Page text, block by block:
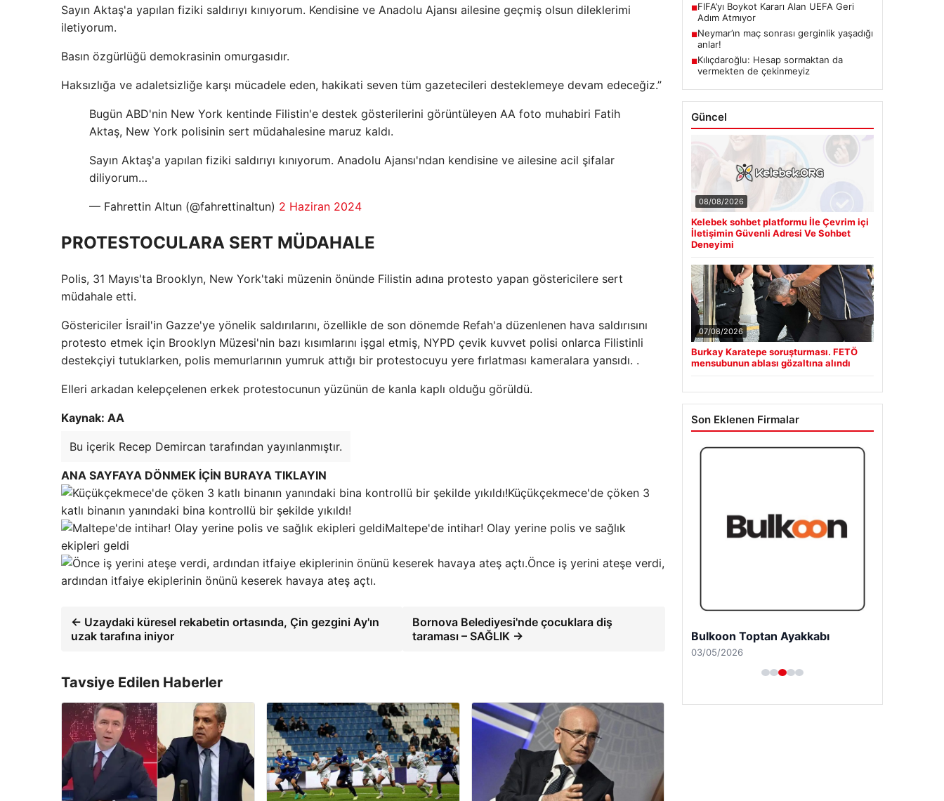
Sayın Aktaş'a yapılan fiziki saldırıyı kınıyorum. Kendisine ve Anadolu Ajansı ailesine geçmiş olsun dileklerimi
iletiyorum.
Basın özgürlüğü demokrasinin omurgasıdır.
Haksızlığa ve adaletsizliğe karşı mücadele eden, hakikati seven tüm gazetecileri desteklemeye devam edeceğiz.”
Bugün ABD'nin New York kentinde Filistin'e destek gösterilerini görüntüleyen AA foto muhabiri Fatih
Aktaş, New York polisinin sert müdahalesine maruz kaldı.
Sayın Aktaş'a yapılan fiziki saldırıyı kınıyorum. Anadolu Ajansı'ndan kendisine ve ailesine acil şifalar
diliyorum…
— Fahrettin Altun (@fahrettinaltun) 2 Haziran 2024
PROTESTOCULARA SERT MÜDAHALE
Polis, 31 Mayıs'ta Brooklyn, New York'taki müzenin önünde Filistin adına protesto yapan göstericilere sert
müdahale etti.
Göstericiler İsrail'in Gazze'ye yönelik saldırılarını, özellikle de son dönemde Refah'a düzenlenen hava saldırısını
protesto etmek için Brooklyn Müzesi'nin bazı kısımlarını işgal etmiş, NYPD çevik kuvvet polisi onlarca Filistinli
destekçiyi tutuklarken, polis memurlarının yumruk attığı bir protestocuyu yere fırlatması kameralara yansıdı. .
Elleri arkadan kelepçelenen erkek protestocunun yüzünün de kanla kaplı olduğu görüldü.
Kaynak: AA
Bu içerik Recep Demircan tarafından yayınlanmıştır.
ANA SAYFAYA DÖNMEK İÇİN BURAYA TIKLAYIN
Küçükçekmece'de çöken 3
katlı binanın yanındaki bina kontrollü bir şekilde yıkıldı!
Maltepe'de intihar! Olay yerine polis ve sağlık
ekipleri geldi
Önce iş yerini ateşe verdi,
ardından itfaiye ekiplerinin önünü keserek havaya ateş açtı.
← Uzaydaki küresel rekabetin ortasında, Çin gezgini Ay'ın
uzak tarafına iniyor
Bornova Belediyesi'nde çocuklara diş
taraması – SAĞLIK →
Tavsiye Edilen Haberler
■FIFA’yı Boykot Kararı Alan UEFA Geri
Adım Atmıyor
■Neymar’ın maç sonrası gerginlik yaşadığı
anlar!
■Kılıçdaroğlu: Hesap sormaktan da
vermekten de çekinmeyiz
Güncel
08/08/2026
Kelebek sohbet platformu İle Çevrim içi
İletişimin Güvenli Adresi Ve Sohbet
Deneyimi
07/08/2026
Burkay Karatepe soruşturması. FETÖ
mensubunun ablası gözaltına alındı
Son Eklenen Firmalar
Bulkoon Toptan Ayakkabı
03/05/2026